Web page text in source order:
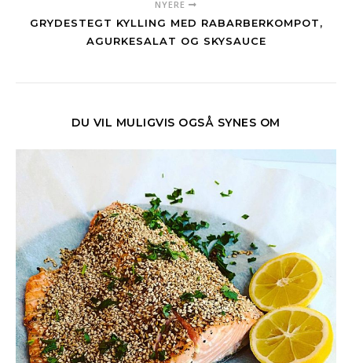
NYERE
GRYDESTEGT KYLLING MED RABARBERKOMPOT,
AGURKESALAT OG SKYSAUCE
DU VIL MULIGVIS OGSÅ SYNES OM